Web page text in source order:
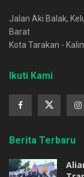
Jalan Aki Balak,
Barat
Kota Tarakan -
Ikuti Kami
Berita Terbaru